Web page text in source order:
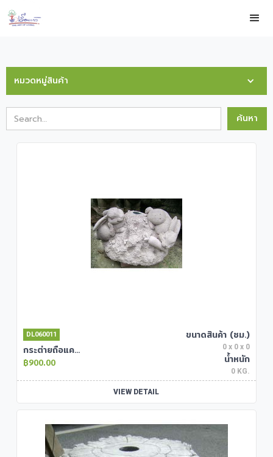
หมวดหมู่สินค้า
DL060011
กระต่ายถือแครรอทปักร่ม
900.00
ขนาดสินค้า (ซม.)
0 x 0 x 0
น้ำหนัก
0 KG.
VIEW DETAIL